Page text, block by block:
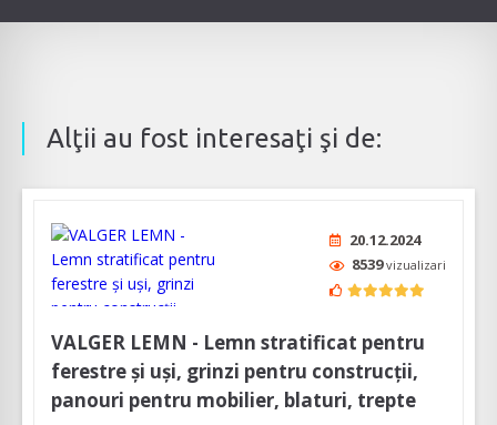
Alţii au fost interesaţi şi de:
20.12.2024
8539vizualizari
VALGER LEMN - Lemn stratificat pentru
ferestre și uși, grinzi pentru construcții,
panouri pentru mobilier, blaturi, trepte